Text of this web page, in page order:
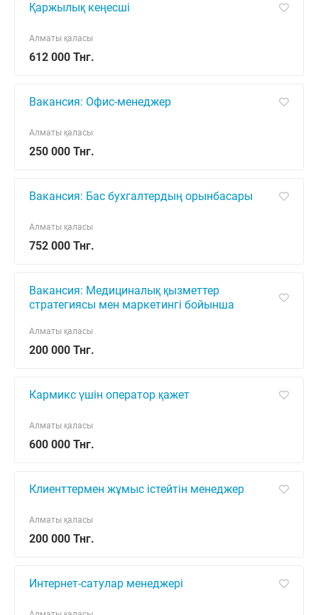
Қаржылық кеңесші
612 000 Тнг.
Алматы қаласы
Вакансия: Офис-менеджер
250 000 Тнг.
Алматы қаласы
Вакансия: Бас бухгалтердың орынбасары
752 000 Тнг.
Алматы қаласы
Вакансия: Медициналық қызметтер
стратегиясы мен маркетингі бойынша
200 000 Тнг.
Алматы қаласы
Кармикс үшін оператор қажет
600 000 Тнг.
Алматы қаласы
Клиенттермен жұмыс істейтін менеджер
200 000 Тнг.
Алматы қаласы
Интернет-сатулар менеджері